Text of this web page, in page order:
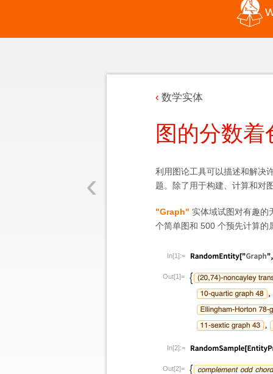
‹
数学实体
图的分数着
利用图论工具可以描述和解决
题。除了用于构建、计算和对
"Graph" 实体域试图对有趣的
个简单图和 500 个预先计算的
In[1]:=
Out[1]=
In[2]:=
Out[2]=